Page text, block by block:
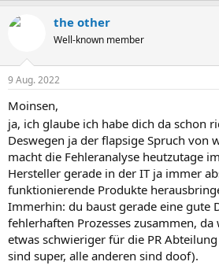
the other
Well-known member
9 Aug. 2022
Moinsen,
ja, ich glaube ich habe dich da schon
Deswegen ja der flapsige Spruch von
macht die Fehleranalyse heutzutage
Hersteller gerade in der IT ja immer
funktionierende Produkte
Immerhin: du baust gerade eine gute
fehlerhaften Prozesses zusammen,
etwas schwieriger für die PR
sind super, alle anderen sind doof).